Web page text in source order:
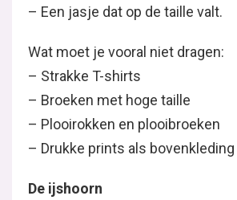
– Een jasje dat op de taille valt.
Wat moet je vooral niet dragen:
– Strakke T-shirts
– Broeken met hoge taille
– Plooirokken en plooibroeken
– Drukke prints als bovenkleding
De ijshoorn